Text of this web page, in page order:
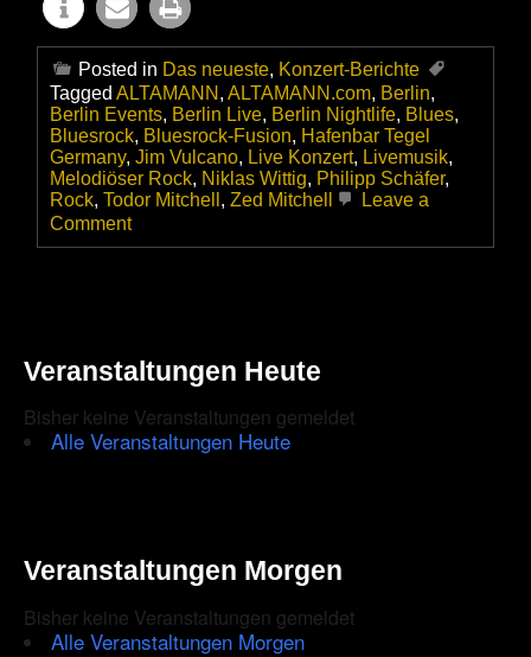
Posted in Das neueste, Konzert-Berichte
Tagged ALTAMANN , ALTAMANN.com, Berlin,
Berlin Events, Berlin Live, Berlin Nightlife, Blues,
Bluesrock, Bluesrock-Fusion, Hafenbar Tegel
Germany, Jim Vulcano, Live Konzert, Livemusik,
Melodiöser Rock, Niklas Wittig, Philipp Schäfer,
Rock, Todor Mitchell , Zed Mitchell
Leave a
Commenton
Zed
Konzert
hinhören
Veranstaltungen Heute
Bisher keine Veranstaltungen gemeldet
Alle Veranstaltungen Heute
Veranstaltungen Morgen
Bisher keine Veranstaltungen gemeldet
Alle Veranstaltungen Morgen